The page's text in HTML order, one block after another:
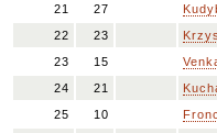
21
27
22
23
23
15
24
21
25
10